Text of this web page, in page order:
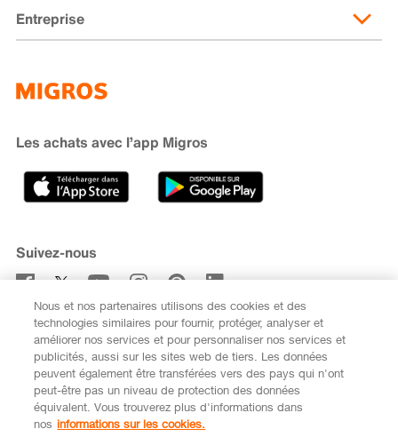
Abonnement de livraison
Moyens de paiement
Cumulus
Recherche de magasin
Migusto
iMpuls
Banque Migros
Entreprise
Développement durable
Carrière
Sponsoring
Médias
Code de conduite et signalement
Les achats avec l’app Migros
Suivez-nous
S’abonner à la newsletter
FR
Nous et nos partenaires utilisons des cookies et des
technologies similaires pour fournir, protéger, analyser et
améliorer nos services et pour personnaliser nos services et
publicités, aussi sur les sites web de tiers. Les données
peuvent également être transférées vers des pays qui n'ont
peut-être pas un niveau de protection des données
équivalent. Vous trouverez plus d'informations dans
nos informations sur les cookies.